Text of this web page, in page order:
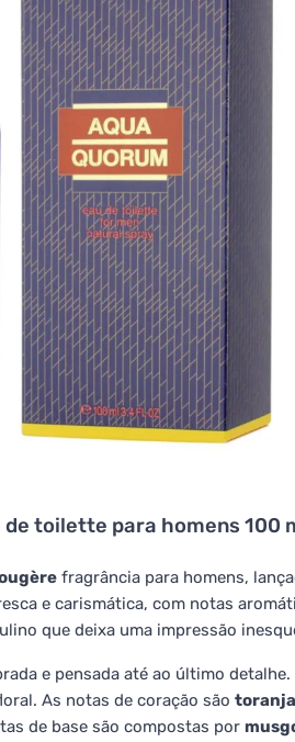
de toilette para homens 100
fragrância para homens,
e carismática, com notas
que deixa uma impressão
e pensada até ao último
As notas de coração são toranja
de base são compostas por